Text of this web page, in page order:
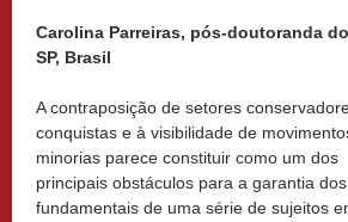
Carolina Parreiras, pós-doutoranda
SP, Brasil
A contraposição de setores
conquistas e à visibilidade de
minorias parece constituir como um dos
principais obstáculos para a garantia
fundamentais de uma série de sujeitos